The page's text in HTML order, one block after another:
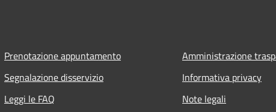
Prenotazione appuntamento
Segnalazione disservizio
Leggi le FAQ
Amministrazione
Informativa privacy
Note legali